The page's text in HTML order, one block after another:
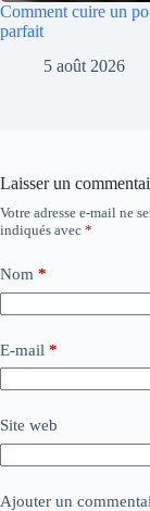
Comment cuire un
parfait
5 août 2026
Laisser un
Votre adresse e-mail ne
indiqués avec *
Nom *
E-mail *
Site web
Ajouter un